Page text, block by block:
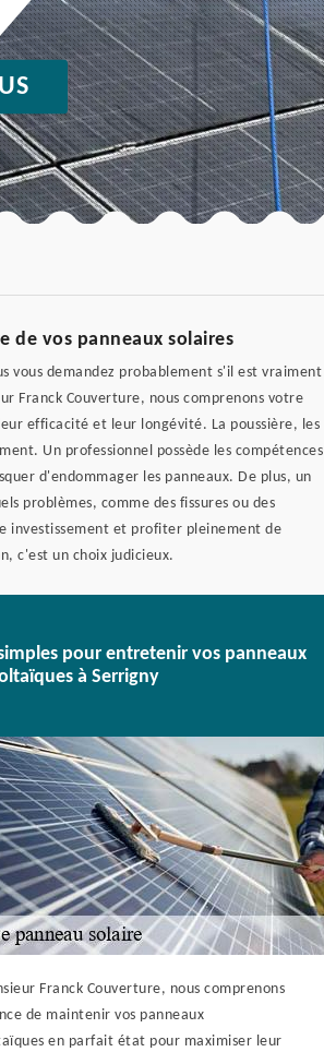
de vos panneaux solaires
vous demandez probablement s'il est vraiment
Franck Couverture, nous comprenons votre
efficacité et leur longévité. La poussière, les
Un professionnel possède les compétences
d'endommager les panneaux. De plus, un
problèmes, comme des fissures ou des
investissement et profiter pleinement de
c'est un choix judicieux.
pour entretenir vos panneaux
à Serrigny
Franck Couverture, nous comprenons
de maintenir vos panneaux
en parfait état pour maximiser leur